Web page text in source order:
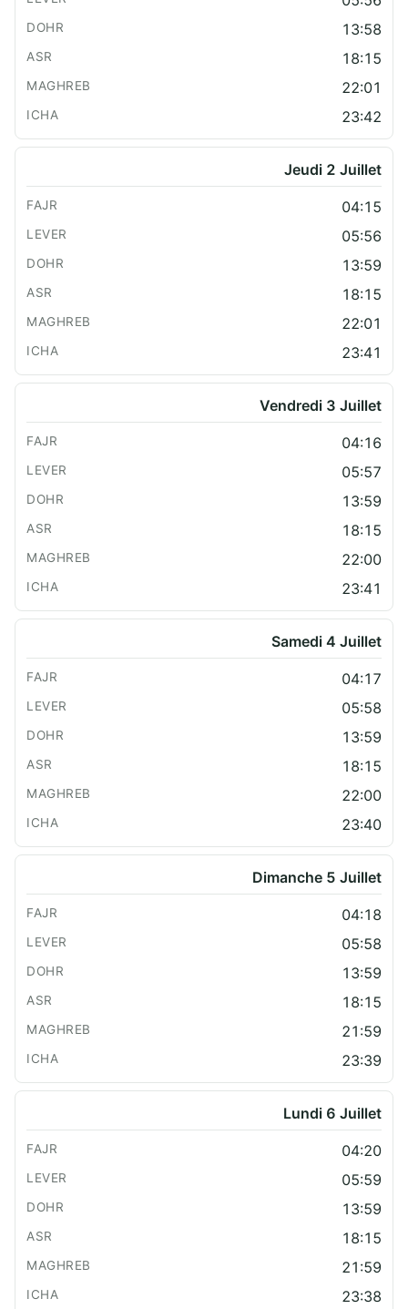
13:58
18:15
22:01
23:42
Jeudi 2 Juillet
04:15
05:56
13:59
18:15
22:01
23:41
Vendredi 3 Juillet
04:16
05:57
13:59
18:15
22:00
23:41
Samedi 4 Juillet
04:17
05:58
13:59
18:15
22:00
23:40
Dimanche 5 Juillet
04:18
05:58
13:59
18:15
21:59
23:39
Lundi 6 Juillet
04:20
05:59
13:59
18:15
21:59
23:38